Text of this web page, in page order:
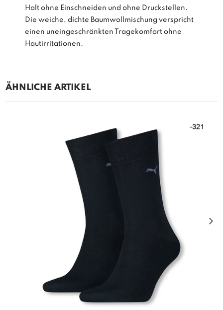
Halt ohne Einschneiden und ohne Druckstellen.
Die weiche, dichte Baumwollmischung verspricht
einen uneingeschränkten Tragekomfort ohne
Hautirritationen.
ÄHNLICHE ARTIKEL